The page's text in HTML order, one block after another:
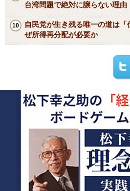
台湾問題で絶対に譲らない理由
自民党が生き残る唯一の道は
ぜ所得再分配が必要か